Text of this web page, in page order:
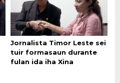
Jornalista Timor Leste sei
tuir formasaun durante
fulan ida iha Xina